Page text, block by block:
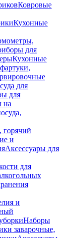
Ковровые
Кухонные
для
Кухонные
для
для
на
горячий
и
Аксессуары для
для
и
Наборы
заварочные,